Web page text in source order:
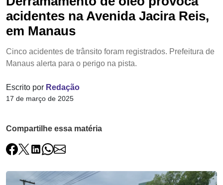
acidentes na Avenida Jacira Reis,
em Manaus
Cinco acidentes de trânsito foram registrados. Prefeitura de
Manaus alerta para o perigo na pista.
Escrito por Redação
17 de março de 2025
Compartilhe essa matéria